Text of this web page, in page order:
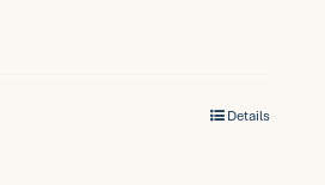
Details